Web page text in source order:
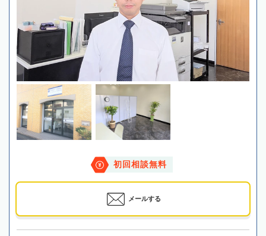
初回相談無料
メールする